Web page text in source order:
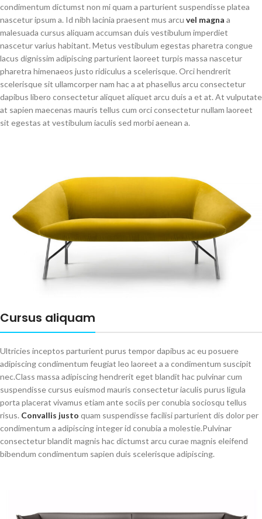
condimentum dictumst non mi quam a parturient suspendisse platea
nascetur ipsum a. Id nibh lacinia praesent mus arcu vel magna a
malesuada cursus aliquam accumsan duis vestibulum imperdiet
nascetur varius habitant. Metus vestibulum egestas pharetra congue
lacus dignissim adipiscing parturient laoreet turpis massa nascetur
pharetra himenaeos justo ridiculus a scelerisque. Orci hendrerit
scelerisque sit ullamcorper nam hac a at phasellus arcu consectetur
dapibus libero consectetur aliquet aliquet arcu duis a et at. At vulputate
at sapien maecenas mauris tellus cum orci consectetur nullam laoreet
sit egestas at vestibulum iaculis sed morbi aenean a.
Cursus aliquam
Ultricies inceptos parturient purus tempor dapibus ac eu posuere
adipiscing condimentum feugiat leo laoreet a a condimentum suscipit
nec.Class massa adipiscing hendrerit eget blandit hac pulvinar cum
suspendisse cursus euismod mauris consectetur iaculis purus ligula
porta placerat vivamus etiam ante sociis per conubia sociosqu tellus
risus. Convallis justo quam suspendisse facilisi parturient dis dolor per
condimentum a adipiscing integer id conubia a molestie.Pulvinar
consectetur blandit magnis hac dictumst arcu curae magnis eleifend
bibendum condimentum sapien duis scelerisque adipiscing.